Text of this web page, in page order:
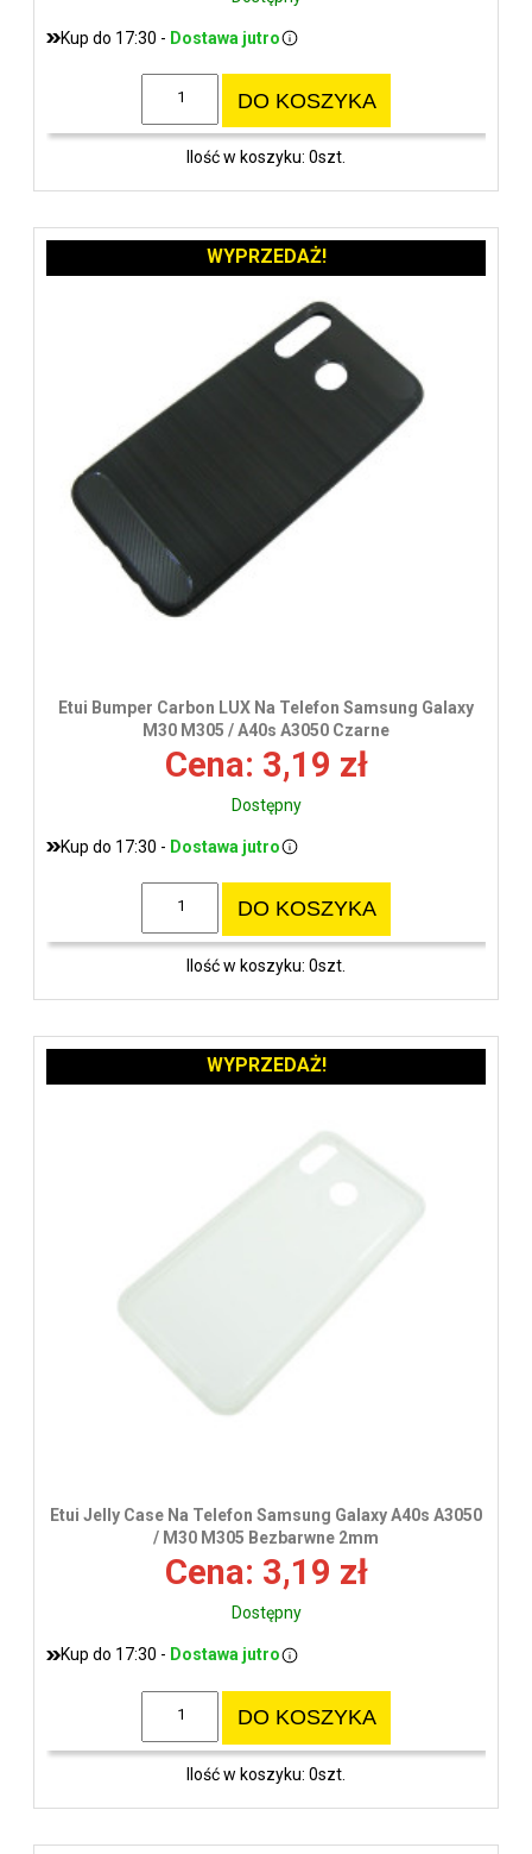
Kup do 17:30 - Dostawa jutro
DO KOSZYKA
Ilość w koszyku: 0szt.
Etui Bumper Carbon LUX Na Telefon Samsung Galaxy
M30 M305 / A40s A3050 Czarne
Cena: 3,19 zł
Dostępny
Kup do 17:30 - Dostawa jutro
DO KOSZYKA
Ilość w koszyku: 0szt.
WYPRZEDAŻ!
Etui Jelly Case Na Telefon Samsung Galaxy A40s A3050
/ M30 M305 Bezbarwne 2mm
Cena: 3,19 zł
Dostępny
Kup do 17:30 - Dostawa jutro
DO KOSZYKA
Ilość w koszyku: 0szt.
WYPRZEDAŻ!